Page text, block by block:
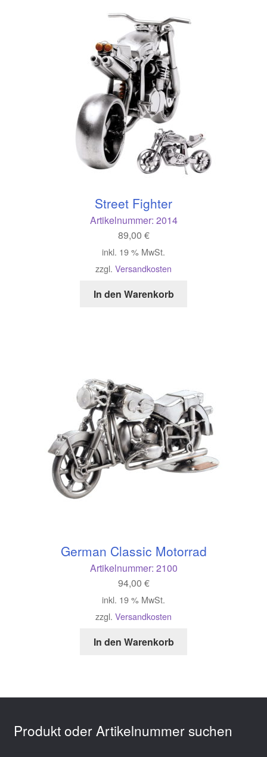
Street Fighter
Artikelnummer: 2014
89,00 €
inkl. 19 % MwSt.
zzgl. Versandkosten
In den Warenkorb
German Classic Motorrad
Artikelnummer: 2100
94,00 €
inkl. 19 % MwSt.
zzgl. Versandkosten
In den Warenkorb
Produkt oder Artikelnummer suchen